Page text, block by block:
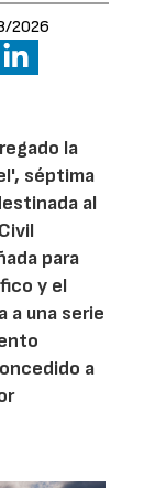
2026
la
séptima
al
para
y el
a una serie
a